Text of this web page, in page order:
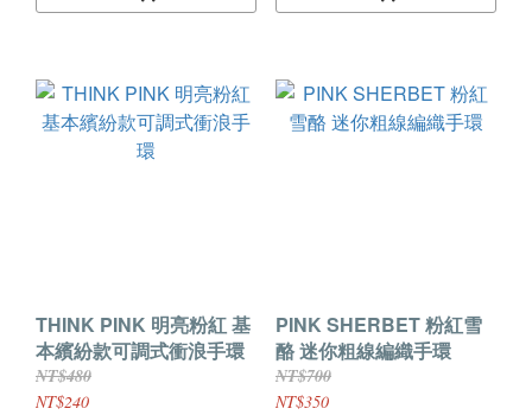
THINK PINK 明亮粉紅 基
本繽紛款可調式衝浪手環
NT$480
NT$240
PINK SHERBET 粉紅雪
酪 迷你粗線編織手環
NT$700
NT$350